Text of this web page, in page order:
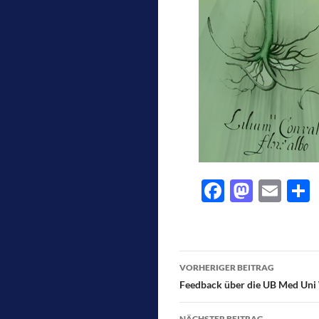
F
b
o
o
M
d
o
n
E
l
T
VORHERIGER BEITRAG
Feedback über die UB Med